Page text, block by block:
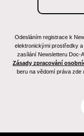
Odesláním registrace k
elektronickými prostředky
zasílání Newsletteru Doc-
Zásady zpracování
beru na vědomí práva zde